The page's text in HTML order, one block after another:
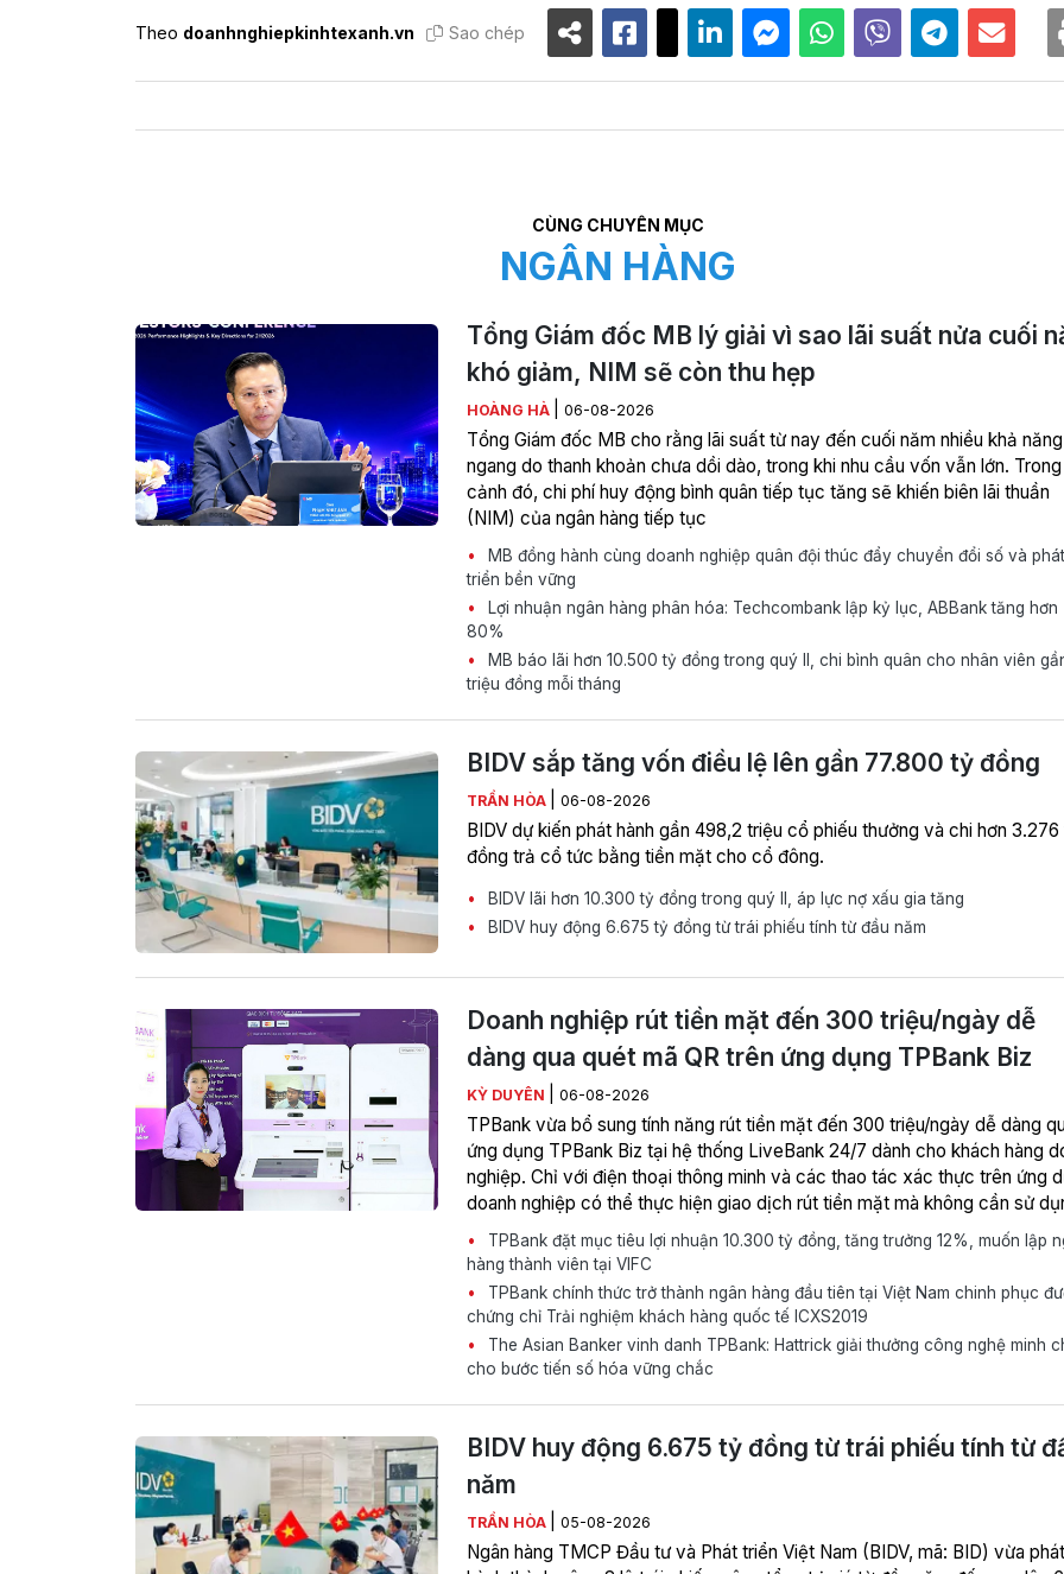
Theo doanhnghiepkinhtexanh.vn Sao chép
CÙNG CHUYÊN MỤC
NGÂN HÀNG
Tổng Giám đốc MB lý giải vì sao lãi suất nửa cuối
khó giảm, NIM sẽ còn thu hẹp
HOÀNG HÀ 06-08-2026
Tổng Giám đốc MB cho rằng lãi suất từ nay đến cuối năm nhiều khả
ngang do thanh khoản chưa dồi dào, trong khi nhu cầu vốn vẫn lớn.
cảnh đó, chi phí huy động bình quân tiếp tục tăng sẽ khiến biên lãi thuần
(NIM) của ngân hàng tiếp tục
MB đồng hành cùng doanh nghiệp quân đội thúc đẩy chuyển đổi số và phát
triển bền vững
Lợi nhuận ngân hàng phân hóa: Techcombank lập kỷ lục, ABBank tăng hơn
80%
MB báo lãi hơn 10.500 tỷ đồng trong quý II, chi bình quân cho nhân viên
triệu đồng mỗi tháng
BIDV sắp tăng vốn điều lệ lên gần 77.800 tỷ đồng
TRẦN HÒA 06-08-2026
BIDV dự kiến phát hành gần 498,2 triệu cổ phiếu thưởng và chi hơn
đồng trả cổ tức bằng tiền mặt cho cổ đông.
BIDV lãi hơn 10.300 tỷ đồng trong quý II, áp lực nợ xấu gia tăng
BIDV huy động 6.675 tỷ đồng từ trái phiếu tính từ đầu năm
Doanh nghiệp rút tiền mặt đến 300 triệu/ngày dễ
dàng qua quét mã QR trên ứng dụng TPBank Biz
KỲ DUYÊN 06-08-2026
TPBank vừa bổ sung tính năng rút tiền mặt đến 300 triệu/ngày dễ dàng
ứng dụng TPBank Biz tại hệ thống LiveBank 24/7 dành cho khách hàng
nghiệp. Chỉ với điện thoại thông minh và các thao tác xác thực trên ứng
doanh nghiệp có thể thực hiện giao dịch rút tiền mặt mà không cần sử
thẻ vật lý, góp phần nâng cao tính chủ động trong quản trị dòng tiền bất
thời điểm nào, kể cả ngoài giờ hành chính, cuối tuần hoặc ngày lễ.
TPBank đặt mục tiêu lợi nhuận 10.300 tỷ đồng, tăng trưởng 12%, muốn lập
hàng thành viên tại VIFC
TPBank chính thức trở thành ngân hàng đầu tiên tại Việt Nam chinh phục
chứng chỉ Trải nghiệm khách hàng quốc tế ICXS2019
The Asian Banker vinh danh TPBank: Hattrick giải thưởng công nghệ minh
cho bước tiến số hóa vững chắc
BIDV huy động 6.675 tỷ đồng từ trái phiếu tính từ
năm
TRẦN HÒA 05-08-2026
Ngân hàng TMCP Đầu tư và Phát triển Việt Nam (BIDV, mã: BID) vừa phát